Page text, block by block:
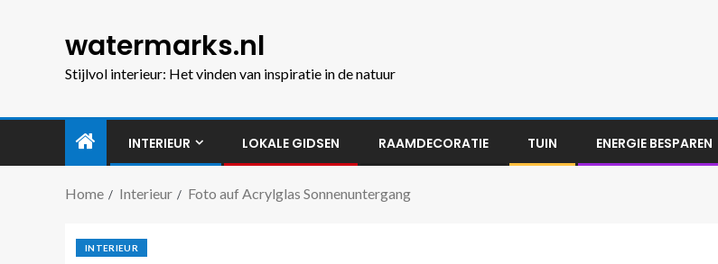
watermarks.nl
Stijlvol interieur: Het vinden van inspiratie in de natuur
INTERIEUR LOKALE GIDSEN RAAMDECORATIE TUIN ENERGIE BESPAREN
Home Interieur Foto auf Acrylglas Sonnenuntergang
INTERIEUR